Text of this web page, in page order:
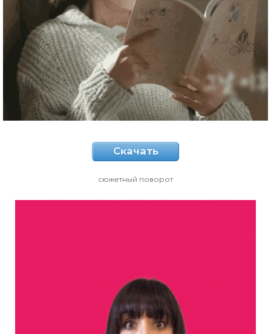
Скачать
сюжетный поворот